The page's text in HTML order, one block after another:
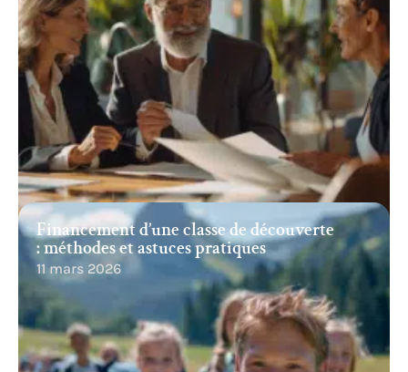
Financement d’une classe de découverte
: méthodes et astuces pratiques
11 mars 2026